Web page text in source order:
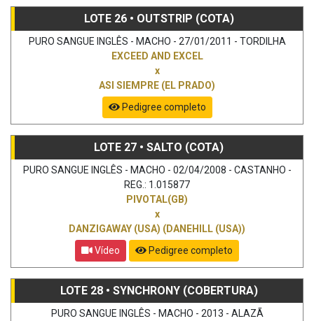
LOTE 26 • OUTSTRIP (COTA)
PURO SANGUE INGLÊS - MACHO - 27/01/2011 - TORDILHA
EXCEED AND EXCEL
x
ASI SIEMPRE (EL PRADO)
Pedigree completo
LOTE 27 • SALTO (COTA)
PURO SANGUE INGLÊS - MACHO - 02/04/2008 - CASTANHO -
REG.: 1.015877
PIVOTAL(GB)
x
DANZIGAWAY (USA) (DANEHILL (USA))
Vídeo
Pedigree completo
LOTE 28 • SYNCHRONY (COBERTURA)
PURO SANGUE INGLÊS - MACHO - 2013 - ALAZÃ